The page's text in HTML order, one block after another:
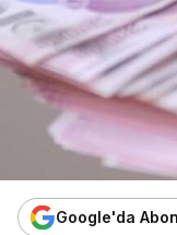
Google'da